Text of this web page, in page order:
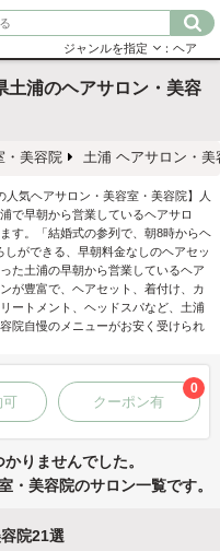
ジャンルを指定 ：ヘア
土浦のヘアサロン・美容
・美容院 土浦 ヘアサロン・美
人気ヘアサロン・美容室・美容院】人
で早朝から営業しているヘアサロ
す。「結婚式の参列で、朝8時からヘ
ができる、早朝料金なしのヘアセッ
た土浦の早朝から営業しているヘア
が豊富で、ヘアセット、着付け、カ
ートメント、ヘッドスパなど、土浦
院自慢のメニューがお安く受けられ
可 クーポン有
0
りませんでした。
・美容院のサロン一覧です。
院21選